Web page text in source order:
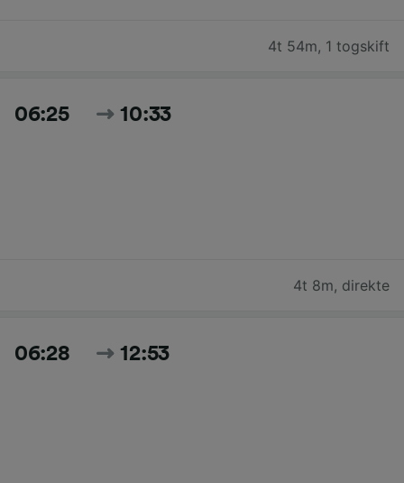
4t 54m, 1 togskift
06:25 10:33
4t 8m, direkte
06:28 12:53